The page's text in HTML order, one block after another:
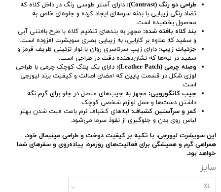
طراحی دو رنگ (Contrast):
دارای آستر طوسی رنگ در داخل کلاه که
تضاد رنگی زیبایی با بدنه سرمه‌ای ایجاد کرده و جلوه‌ای خاص به
محصول بخشیده است.
بند کلاه بافته شده: مجهز به بندهای تنظیم کلاه با طرح بافتنی آبی
و سفید که علاوه بر کارایی، به زیبایی بصری سویشرت افزوده است.
جزئیات زیپ: دارای زیپ سرتاسری روان با نوار تزئینی ظریف قرمز و
سفید در لبه‌ها که نشان‌دهنده دقت در طراحی است.
وصله چرمی (Leather Patch):
دارای یک پلاک کوچک چرمی با طراحی
لوزی شکل در قسمت پایین که امضای اصالت و کیفیت برند لیورجی
است.
جیب کانگورویی: مجهز به جیب‌های متصل در جلو برای گرم نگه
داشتن دست‌ها و حمل لوازم شخصی کوچک.
کمر و سرآستین کشباف: لبه‌های کشباف نرم باعث فیت شدن بهتر
لباس روی بدن و جلوگیری از نفوذ سرما می‌شود.
این سویشرت لیورجی، با تکیه بر کیفیت دوخت و طراحی مینیمال خود،
همراهی گرم و همیشگی برای فعالیت‌های روزمره، پیاده‌روی و سفرهای شما
خواهد بود.
سایز
XL